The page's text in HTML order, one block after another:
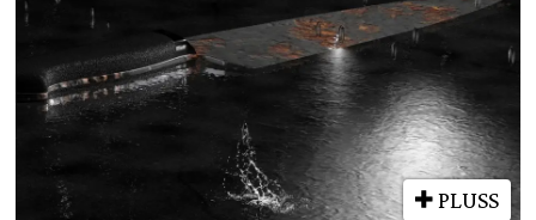
PLUSS